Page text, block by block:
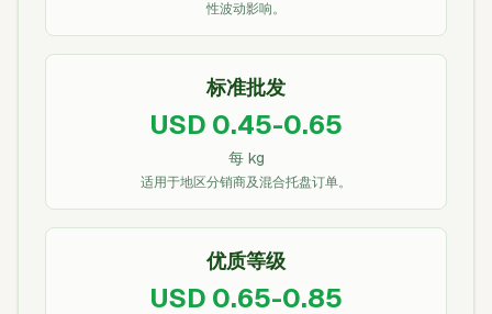
性波动影响。
标准批发
USD 0.45-0.65
每 kg
适用于地区分销商及混合托盘订单。
优质等级
USD 0.65-0.85